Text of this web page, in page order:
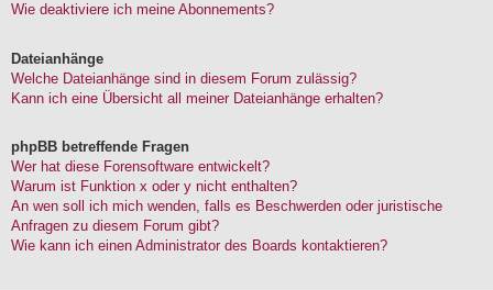
Wie deaktiviere ich meine Abonnements?
Dateianhänge
Welche Dateianhänge sind in diesem Forum zulässig?
Kann ich eine Übersicht all meiner Dateianhänge erhalten?
phpBB betreffende Fragen
Wer hat diese Forensoftware entwickelt?
Warum ist Funktion x oder y nicht enthalten?
An wen soll ich mich wenden, falls es Beschwerden oder juristische
Anfragen zu diesem Forum gibt?
Wie kann ich einen Administrator des Boards kontaktieren?